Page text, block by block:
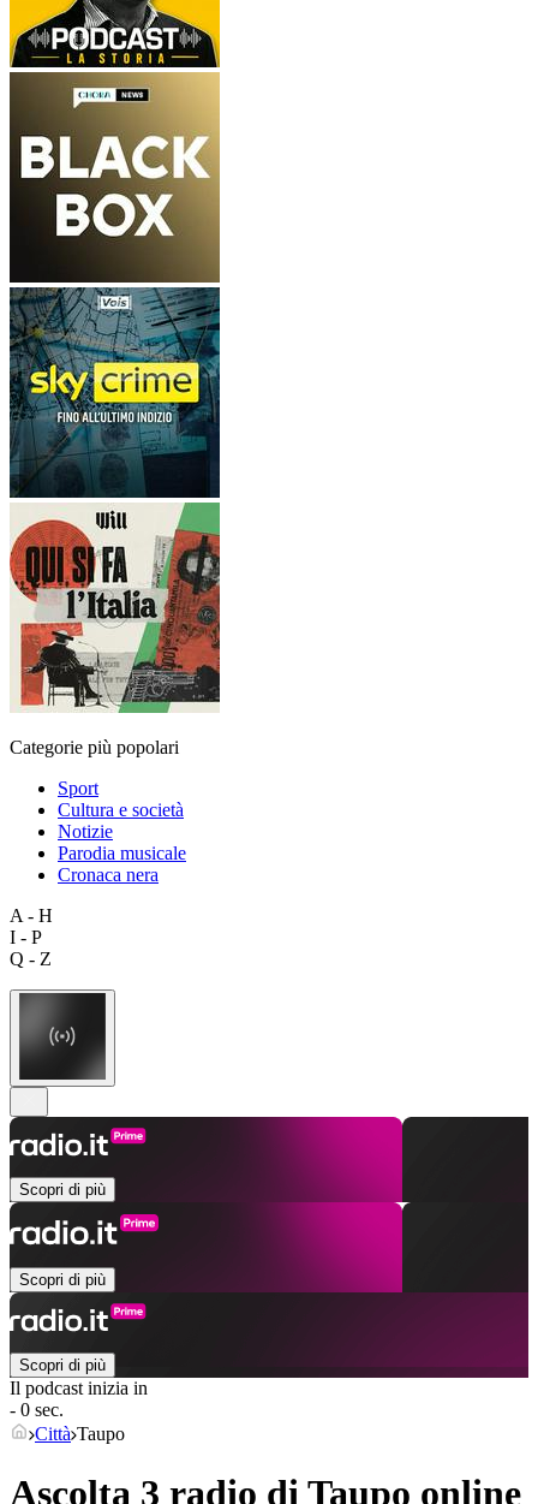
Categorie più popolari
Sport
Cultura e società
Notizie
Parodia musicale
Cronaca nera
A - H
I - P
Q - Z
Scopri di più
Scopri di più
Scopri di più
Il podcast inizia in
- 0 sec.
Città Taupo
Ascolta 3 radio di Taupo online